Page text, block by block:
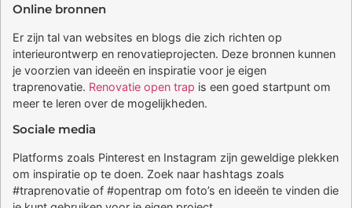
Online bronnen
Er zijn tal van websites en blogs die zich richten op
interieurontwerp en renovatieprojecten. Deze bronnen kunnen
je voorzien van ideeën en inspiratie voor je eigen
traprenovatie. Renovatie open trap is een goed startpunt om
meer te leren over de mogelijkheden.
Sociale media
Platforms zoals Pinterest en Instagram zijn geweldige plekken
om inspiratie op te doen. Zoek naar hashtags zoals
#traprenovatie of #opentrap om foto’s en ideeën te vinden die